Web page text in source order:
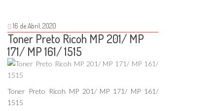
16 de Abril, 2020
Toner Preto Ricoh MP 201/ MP
171/ MP 161/ 1515
Toner Preto Ricoh MP 201/ MP 171/ MP 161/
1515